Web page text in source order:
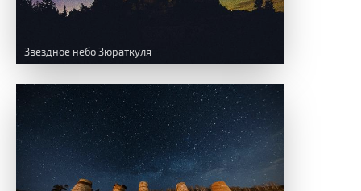
Звёздное небо Зюраткуля